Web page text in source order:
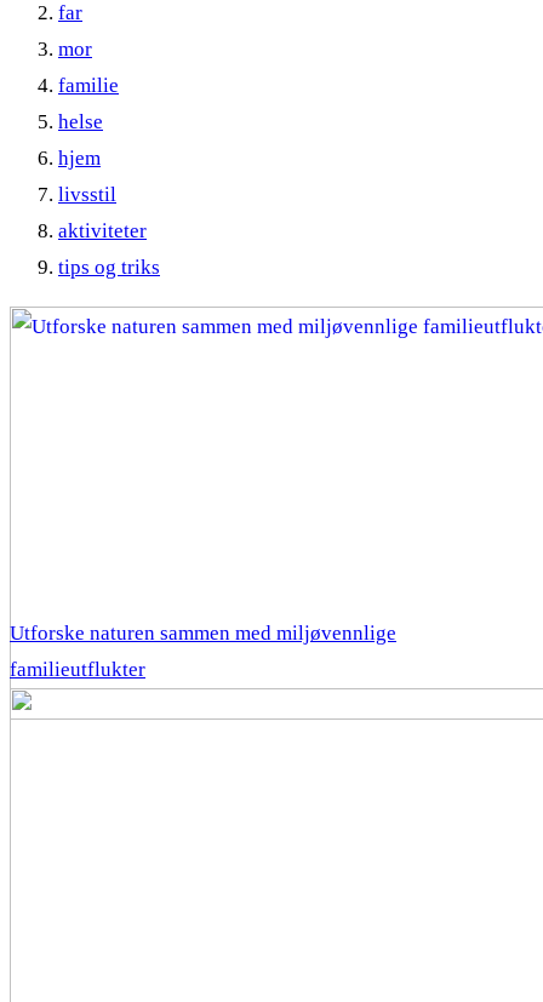
far
mor
familie
helse
hjem
livsstil
aktiviteter
tips og triks
Utforske naturen sammen med miljøvennlige
familieutflukter